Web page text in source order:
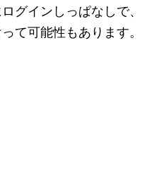
グインしっぱなしで、
て可能性もあります。